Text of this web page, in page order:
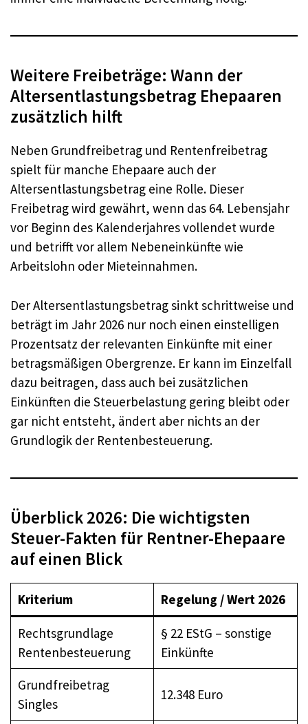
Weitere Freibeträge: Wann der
Altersentlastungsbetrag Ehepaaren
zusätzlich hilft
Neben Grundfreibetrag und Rentenfreibetrag
spielt für manche Ehepaare auch der
Altersentlastungsbetrag eine Rolle. Dieser
Freibetrag wird gewährt, wenn das 64. Lebensjahr
vor Beginn des Kalenderjahres vollendet wurde
und betrifft vor allem Nebeneinkünfte wie
Arbeitslohn oder Mieteinnahmen.
Der Altersentlastungsbetrag sinkt schrittweise und
beträgt im Jahr 2026 nur noch einen einstelligen
Prozentsatz der relevanten Einkünfte mit einer
betragsmäßigen Obergrenze. Er kann im Einzelfall
dazu beitragen, dass auch bei zusätzlichen
Einkünften die Steuerbelastung gering bleibt oder
gar nicht entsteht, ändert aber nichts an der
Grundlogik der Rentenbesteuerung.
Überblick 2026: Die wichtigsten
Steuer-Fakten für Rentner-Ehepaare
auf einen Blick
Kriterium Regelung / Wert 2026
Rechtsgrundlage
Rentenbesteuerung
§ 22 EStG – sonstige
Einkünfte
Grundfreibetrag
Singles
12.348 Euro